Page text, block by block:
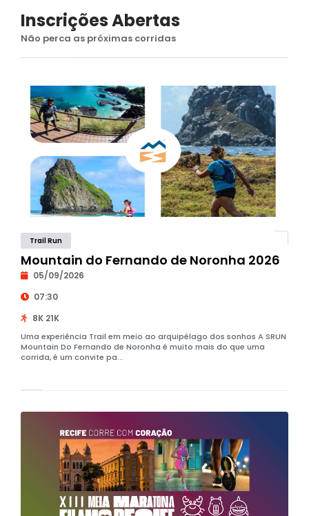
Inscrições Abertas
Não perca as próximas corridas
Trail Run
Mountain do Fernando de Noronha 2026
05/09/2026
07:30
8K 21K
Uma experiência Trail em meio ao arquipélago dos sonhos A SRUN
Mountain Do Fernando de Noronha é muito mais do que uma
corrida, é um convite pa...